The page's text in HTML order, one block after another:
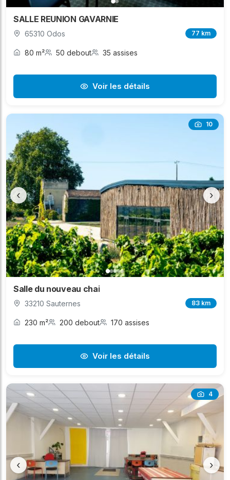
SALLE REUNION GAVARNIE
65310 Odos 77 km
80 m² 50 debout 35 assises
Voir les détails
10
‹ ›
Salle du nouveau chai
33210 Sauternes 83 km
230 m² 200 debout 170 assises
Voir les détails
4
‹ ›